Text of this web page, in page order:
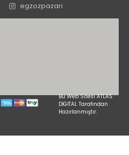
egzozpazari
Bu Web Sitesi ATLAS
DİGİTAL Tarafından
Hazırlanmıştır.